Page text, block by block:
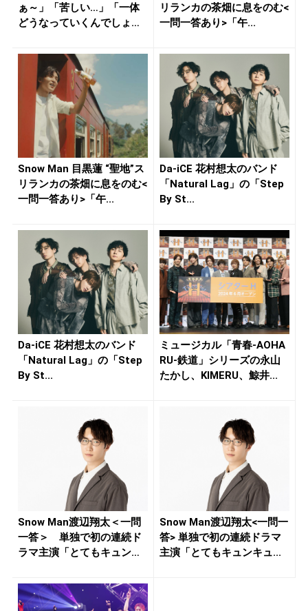
ぁ～」「苦しい…」「一体
どうなっていくんでしょ
リランカの茶畑に息をのむ<
一問一答あり>「午...
Snow Man 目黒蓮 “聖地”ス
リランカの茶畑に息をのむ<
一問一答あり>「午...
Da-iCE 花村想太のバンド
「Natural Lag」の「Step
By St...
Da-iCE 花村想太のバンド
「Natural Lag」の「Step
By St...
ミュージカル「青春-AOHA
RU-鉄道」シリーズの永山
たかし、KIMERU、鯨井...
Snow Man渡辺翔太＜一問
一答＞ 単独で初の連続ド
ラマ主演「とてもキュンキ
Snow Man渡辺翔太<一問一
答> 単独で初の連続ドラマ
主演「とてもキュンキュ...